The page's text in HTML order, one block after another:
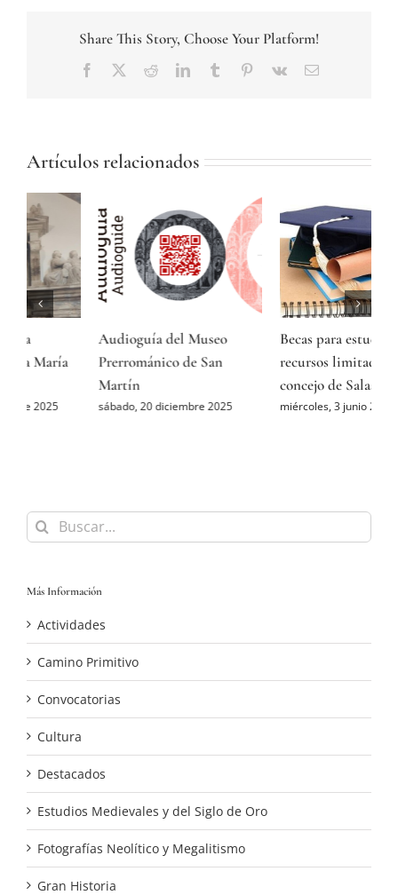
Share This Story, Choose Your Platform!
Facebook
TwitterRedditLinkedInTumblr Pinterest
Vk
Correo
Artículos relacionados
Audioguía del Museo
Prerrománico de San
sábado, 20 diciembre 2025
Becas para estudiantes con
recursos limitados del
concejo de Salas
miércoles, 3 junio 2026
Buscar:
Más Información
Actividades
Camino Primitivo
Convocatorias
Cultura
Destacados
Estudios Medievales y del Siglo de Oro
Fotografías Neolítico y Megalitismo
Gran Historia